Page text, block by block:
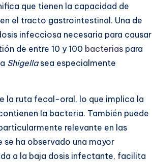
que tienen la capacidad de
el tracto gastrointestinal. Una de
infecciosa necesaria para causar
de entre 10 y 100 bacterias para
Shigellasea especialmente
la ruta fecal-oral, lo que implica la
la bacteria. También puede
relevante en las
se ha observado una mayor
a la baja dosis infectante, facilita